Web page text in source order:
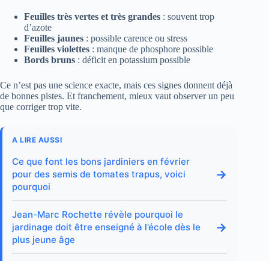
Feuilles très vertes et très grandes : souvent trop
d’azote
Feuilles jaunes : possible carence ou stress
Feuilles violettes : manque de phosphore possible
Bords bruns : déficit en potassium possible
Ce n’est pas une science exacte, mais ces signes donnent déjà
de bonnes pistes. Et franchement, mieux vaut observer un peu
que corriger trop vite.
A LIRE AUSSI
Ce que font les bons jardiniers en février
pour des semis de tomates trapus, voici
pourquoi
→
Jean-Marc Rochette révèle pourquoi le
jardinage doit être enseigné à l’école dès le
plus jeune âge
→